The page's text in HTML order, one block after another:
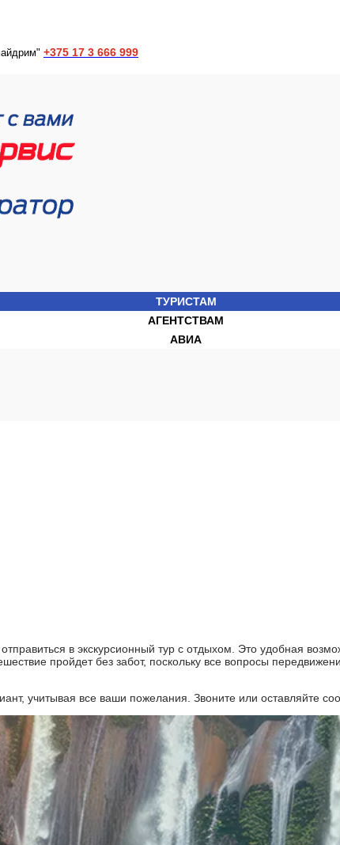
+375 17 3 666 999
ТУРИСТАМ
АГЕНТСТВАМ
АВИА
в экскурсионный тур с отдыхом. Это удобная
пройдет без забот, поскольку все вопросы
учитывая все ваши пожелания. Звоните или оставляйте